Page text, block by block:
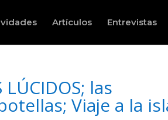
Artículos Entrevistas
las
Viaje a la